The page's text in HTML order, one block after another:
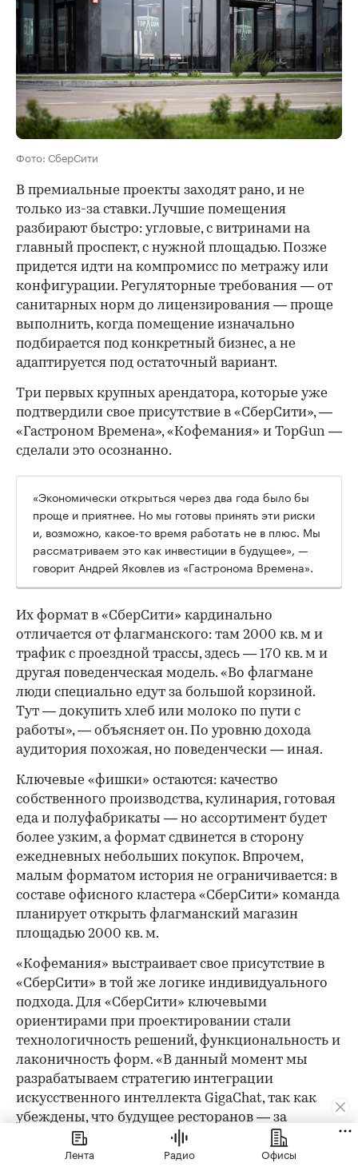
Фото: СберСити
В премиальные проекты заходят рано, и не
только из-за ставки. Лучшие помещения
разбирают быстро: угловые, с витринами на
главный проспект, с нужной площадью. Позже
придется идти на компромисс по метражу или
конфигурации. Регуляторные требования — от
санитарных норм до лицензирования — проще
выполнить, когда помещение изначально
подбирается под конкретный бизнес, а не
адаптируется под остаточный вариант.
Три первых крупных арендатора, которые уже
подтвердили свое присутствие в «СберСити», —
«Гастроном Времена», «Кофемания» и TopGun —
сделали это осознанно.
«Экономически открыться через два года было бы
проще и приятнее. Но мы готовы принять эти риски
и, возможно, какое-то время работать не в плюс. Мы
рассматриваем это как инвестиции в будущее», —
говорит Андрей Яковлев из «Гастронома Времена».
Их формат в «СберСити» кардинально
отличается от флагманского: там 2000 кв. м и
трафик с проездной трассы, здесь — 170 кв. м и
другая поведенческая модель. «Во флагмане
люди специально едут за большой корзиной.
Тут — докупить хлеб или молоко по пути с
работы», — объясняет он. По уровню дохода
аудитория похожая, но поведенчески — иная.
Ключевые «фишки» остаются: качество
собственного производства, кулинария, готовая
еда и полуфабрикаты — но ассортимент будет
более узким, а формат сдвинется в сторону
ежедневных небольших покупок. Впрочем,
малым форматом история не ограничивается: в
составе офисного кластера «СберСити» команда
планирует открыть флагманский магазин
площадью 2000 кв. м.
«Кофемания» выстраивает свое присутствие в
«СберСити» в той же логике индивидуального
подхода. Для «СберСити» ключевыми
ориентирами при проектировании стали
технологичность решений, функциональность и
лаконичность форм. «В данный момент мы
разрабатываем стратегию интеграции
искусственного интеллекта GigaChat, так как
убеждены, что будущее ресторанов — за
цифровизацией», — делятся планами в пресс-
службе. Открытие в «СберСити» — логичный
Лента Радио Офисы